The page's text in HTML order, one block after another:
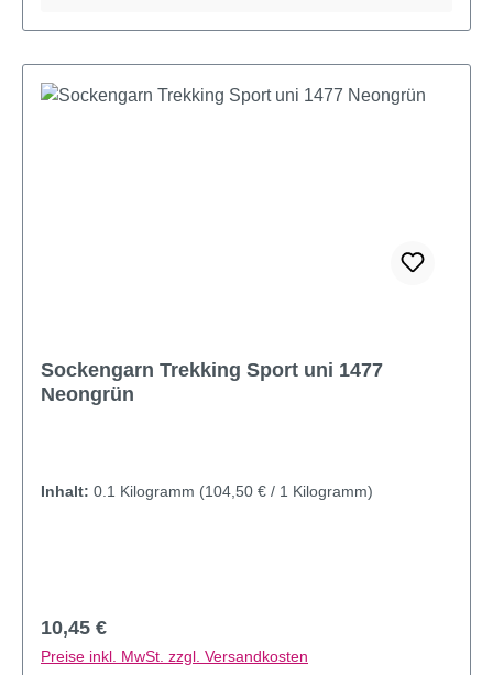
Sockengarn Trekking Sport uni 1477
Neongrün
Inhalt: 0.1 Kilogramm (104,50 € / 1 Kilogramm)
Regulärer Preis:
10,45 €
Preise inkl. MwSt. zzgl. Versandkosten